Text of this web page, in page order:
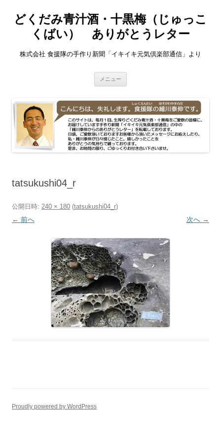
どくだみ青汁酒・十黒梅（じゅっこ
くばい） ありがとうレター
株式会社 食援隊の手作り新聞「イキイキ元気倶楽部通信」より
メニュー
ツ
へ
ス
キ
ッ
プ
tatsukushi04_r
公開日時: 240 × 180 (tatsukushi04_r)
← 前へ 次へ →
Proudly powered by WordPress